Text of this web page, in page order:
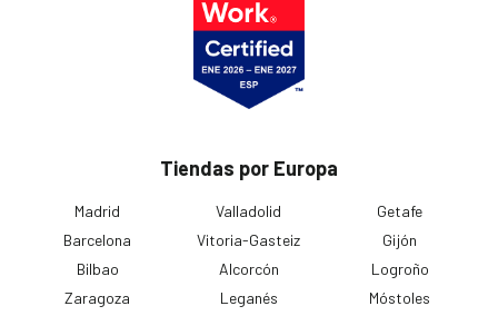
Tiendas por Europa
Madrid
Barcelona
Bilbao
Zaragoza
Valladolid
Vitoria-Gasteiz
Alcorcón
Leganés
Getafe
Gijón
Logroño
Móstoles